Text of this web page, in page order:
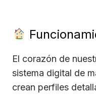
El corazón de
sistema digital de
crean perfiles